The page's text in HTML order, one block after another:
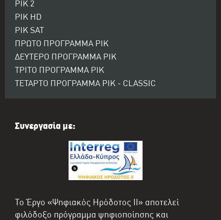
ΡΙΚ 2
ΡΙΚ HD
ΡΙΚ SAT
ΠΡΩΤΟ ΠΡΟΓΡΑΜΜΑ ΡΙΚ
ΔΕΥΤΕΡΟ ΠΡΟΓΡΑΜΜΑ ΡΙΚ
ΤΡΙΤΟ ΠΡΟΓΡΑΜΜΑ ΡΙΚ
ΤΕΤΑΡΤΟ ΠΡΟΓΡΑΜΜΑ ΡΙΚ - CLASSIC
Συνεργασία με:
Το Έργο «Ψηφιακός Ηρόδοτος II» αποτελεί
φιλόδοξο πρόγραμμα ψηφιοποίησης και